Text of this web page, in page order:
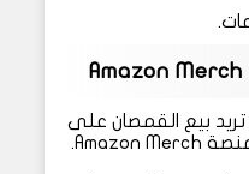
بيع القمصان على